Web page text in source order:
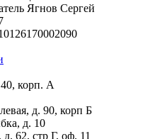
Ягнов Сергей
корп. А
д. 90, корп Б
д. 10
62, стр Г, оф. 11